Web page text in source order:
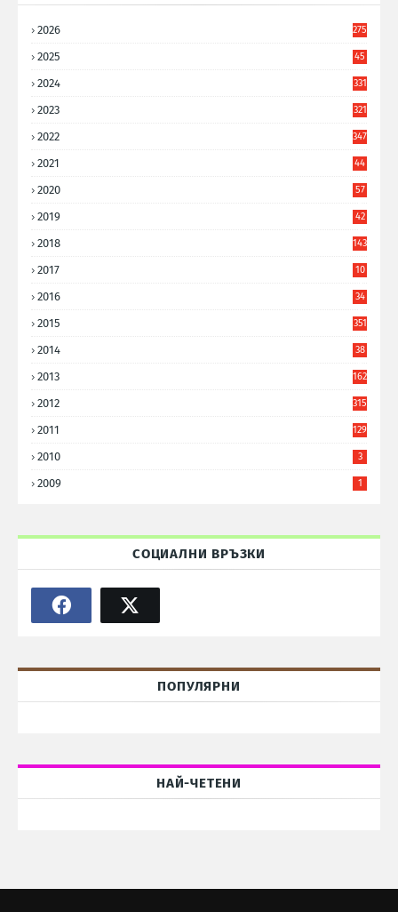
2026 275
2025
45
2024 331
2023 321
2022 347
2021
44
2020
57
2019
42
2018 143
2017
10
2016
34
2015 351
2014
38
2013 162
2012 315
2011 129
2010 3
2009 1
СОЦИАЛНИ ВРЪЗКИ
ПОПУЛЯРНИ
НАЙ-ЧЕТЕНИ